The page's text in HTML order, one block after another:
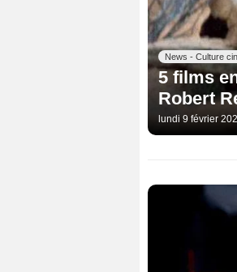
News - Culture
5 films
Robert
lundi 9 février